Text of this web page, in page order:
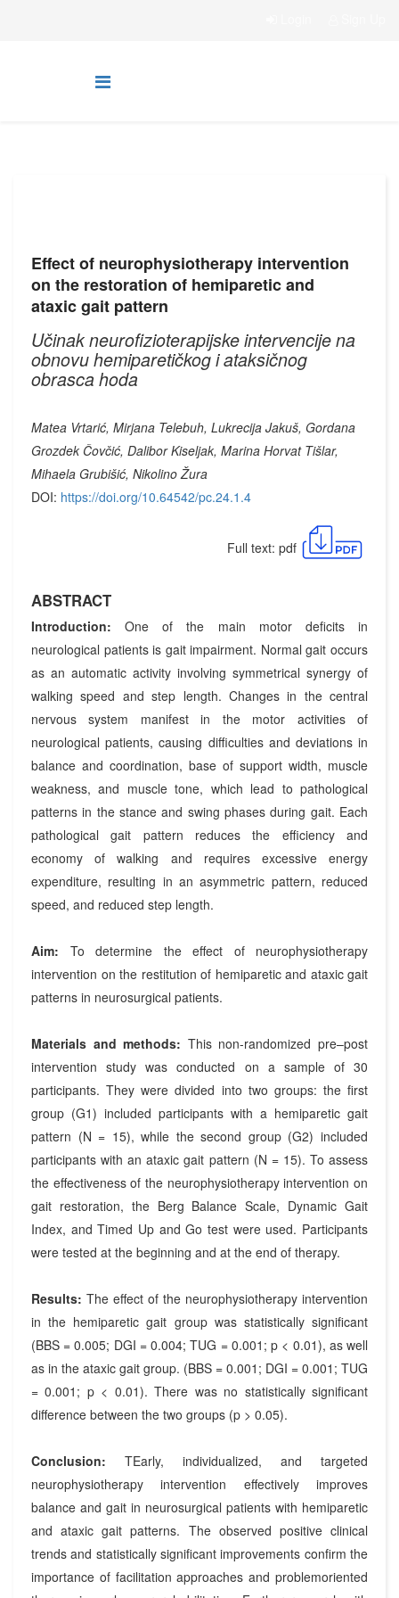
Effect of neurophysiotherapy intervention
on the restoration of hemiparetic and
ataxic gait pattern
Učinak neurofizioterapijske intervencije na
obnovu hemiparetičkog i ataksičnog
obrasca hoda
Matea Vrtarić, Mirjana Telebuh, Lukrecija Jakuš, Gordana
Grozdek Čovčić, Dalibor Kiseljak, Marina Horvat Tišlar,
Mihaela Grubišić, Nikolino Žura
DOI: https://doi.org/10.64542/pc.24.1.4
Full text: pdf
ABSTRACT
Introduction:One of the main motor deficits in
neurological patients is gait impairment. Normal gait occurs
as an automatic activity involving symmetrical synergy of
walking speed and step length. Changes in the central
nervous system manifest in the motor activities of
neurological patients, causing difficulties and deviations in
balance and coordination, base of support width, muscle
weakness, and muscle tone, which lead to pathological
patterns in the stance and swing phases during gait. Each
pathological gait pattern reduces the efficiency and
economy of walking and requires excessive energy
expenditure, resulting in an asymmetric pattern, reduced
speed, and reduced step length.
Aim: To determine the effect of neurophysiotherapy
intervention on the restitution of hemiparetic and ataxic gait
patterns in neurosurgical patients.
Materials and methods: This non-randomized pre–post
intervention study was conducted on a sample of 30
participants. They were divided into two groups: the first
group (G1) included participants with a hemiparetic gait
pattern (N = 15), while the second group (G2) included
participants with an ataxic gait pattern (N = 15). To assess
the effectiveness of the neurophysiotherapy intervention on
gait restoration, the Berg Balance Scale, Dynamic Gait
Index, and Timed Up and Go test were used. Participants
were tested at the beginning and at the end of therapy.
Results: The effect of the neurophysiotherapy intervention
in the hemiparetic gait group was statistically significant
(BBS = 0.005; DGI = 0.004; TUG = 0.001; p < 0.01), as well
as in the ataxic gait group. (BBS = 0.001; DGI = 0.001; TUG
= 0.001; p < 0.01). There was no statistically significant
difference between the two groups (p > 0.05).
Conclusion: TEarly, individualized, and targeted
neurophysiotherapy intervention effectively improves
balance and gait in neurosurgical patients with hemiparetic
and ataxic gait patterns. The observed positive clinical
trends and statistically significant improvements confirm the
importance of facilitation approaches and problemoriented